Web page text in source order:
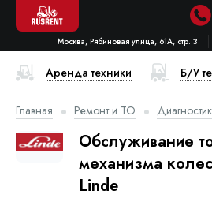
Москва, Рябиновая улица, 61А, стр. 3
Аренда техники Б/У
Главная Ремонт и ТО
Обслуживание
механизма
Linde